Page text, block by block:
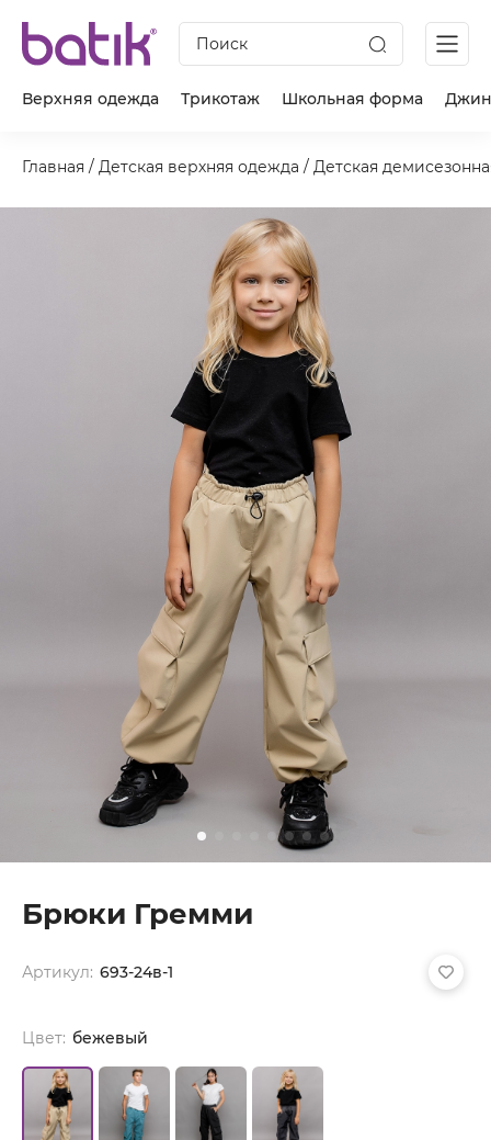
Поиск
Верхняя одежда Трикотаж Школьная форма
Главная / Детская верхняя одежда / Детская
Брюки Гремми
Артикул: 693-24в-1
Цвет: бежевый